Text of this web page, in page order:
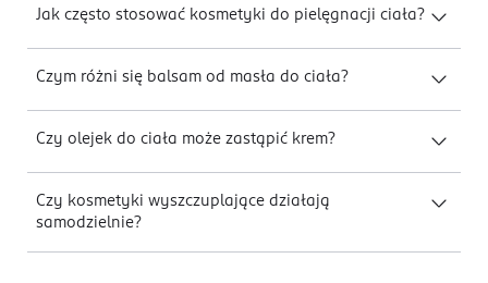
Jak często stosować kosmetyki do pielęgnacji ciała?
Czym różni się balsam od masła do ciała?
Czy olejek do ciała może zastąpić krem?
Czy kosmetyki wyszczuplające działają
samodzielnie?